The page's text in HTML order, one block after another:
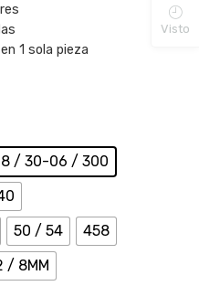
€
€
1 sola pieza
/ 30-06 / 300
50 / 54
458
/ 8MM
Visto